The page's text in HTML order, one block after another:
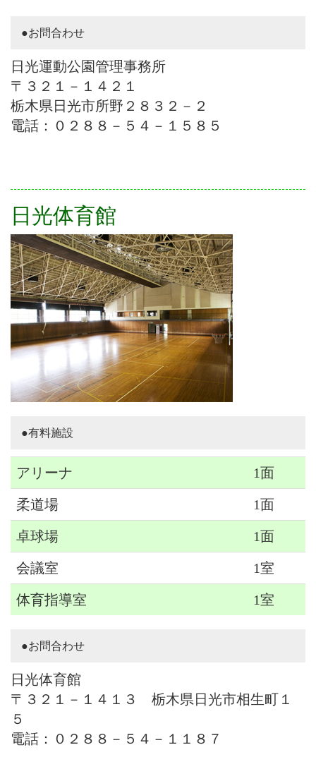
●お問合わせ
日光運動公園管理事務所
〒３２１－１４２１
栃木県日光市所野２８３２－２
電話：０２８８－５４－１５８５
日光体育館
●有料施設
アリーナ 1面
柔道場 1面
卓球場 1面
会議室 1室
体育指導室 1室
●お問合わせ
日光体育館
〒３２１－１４１３ 栃木県日光市相生町１
５
電話：０２８８－５４－１１８７